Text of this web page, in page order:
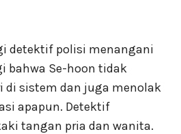
detektif polisi menangani
bahwa Se-hoon tidak
di sistem dan juga menolak
apapun. Detektif
tangan pria dan wanita.